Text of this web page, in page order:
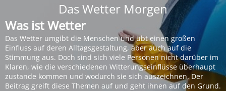
Das Wetter Morgen
Was ist Wetter
Das Wetter umgibt die Menschen und übt einen großen
Einfluss auf deren Alltagsgestaltung, aber auch auf die
Stimmung aus. Doch sind sich viele Personen nicht darüber im
Klaren, wie die verschiedenen Witterungseinflüsse überhaupt
zustande kommen und wodurch sie sich auszeichnen. Der
Beitrag greift diese Themen auf und geht ihnen auf den Grund.